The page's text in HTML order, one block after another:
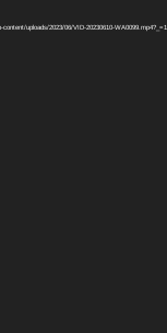
uploads/2023/06/VID-20230610-WA0099.mp4?_=1